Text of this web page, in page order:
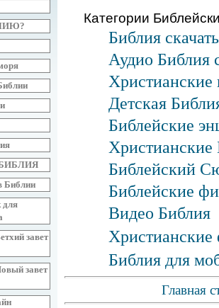
БИБЛИЯ
Библии
завет
завет
Категории
Библия
Аудио Библия
Христианские
Детская
Библейские
Христианские
Библейский
Библейские
Видео Библия
Христианские
Библия для
Главная